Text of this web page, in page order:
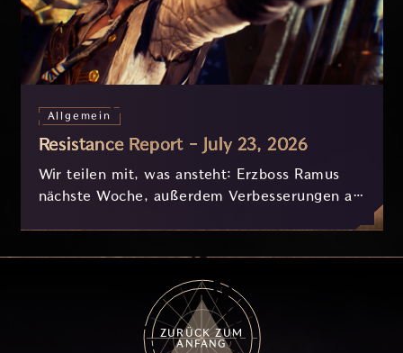
Allgemein
Resistance Report - July 23, 2026
Wir teilen mit, was ansteht: Erzboss Ramus
nächste Woche, außerdem Verbesserungen an
sind.
ZURÜCK ZUM
ANFANG